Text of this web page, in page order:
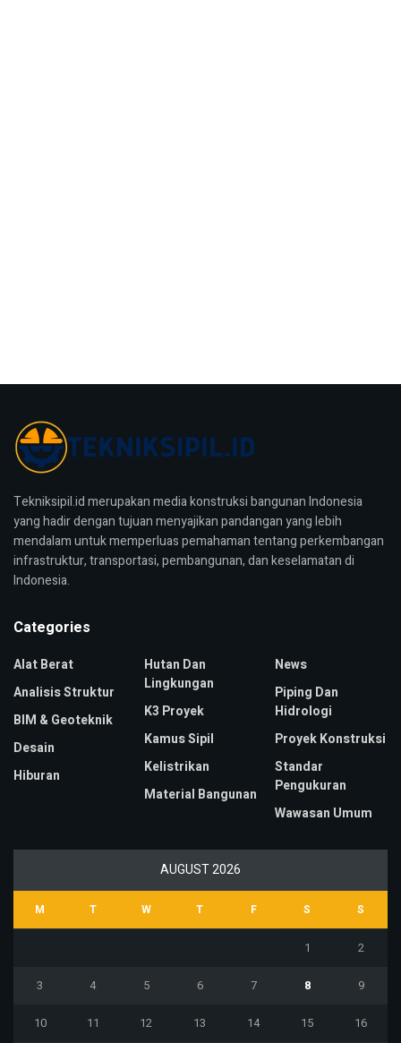
Tekniksipil.id merupakan media konstruksi bangunan Indonesia
yang hadir dengan tujuan menyajikan pandangan yang lebih
mendalam untuk memperluas pemahaman tentang perkembangan
infrastruktur, transportasi, pembangunan, dan keselamatan di
Indonesia.
Categories
Alat Berat
Analisis Struktur
BIM & Geoteknik
Desain
Hiburan
Hutan Dan
Lingkungan
K3 Proyek
Kamus Sipil
Kelistrikan
Material Bangunan
News
Piping Dan
Hidrologi
Proyek Konstruksi
Standar
Pengukuran
Wawasan Umum
AUGUST 2026
M T W T F S S
1 2
3 4 5 6 7 8 9
10 11 12 13 14 15 16